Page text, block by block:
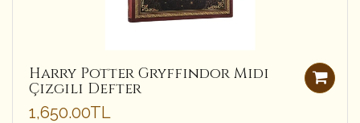
Harry Potter Gryffindor Midi
Çizgili Defter
1,650.00TL